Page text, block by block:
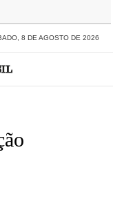
8 DE AGOSTO DE 2026